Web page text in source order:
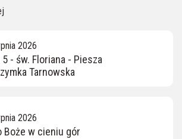
2026
5 - św. Floriana - Piesza
Tarnowska
2026
Boże w cieniu gór